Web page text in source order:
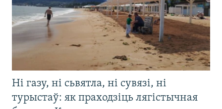
Ні газу, ні сьвятла, ні сувязі, ні
турыстаў: як праходзіць лягістычная